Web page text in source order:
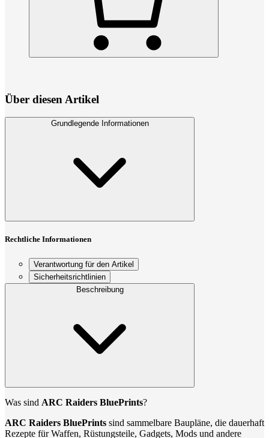
Über diesen Artikel
Grundlegende Informationen
Rechtliche Informationen
Verantwortung für den Artikel
Sicherheitsrichtlinien
Beschreibung
Was sind ARC Raiders BluePrints?
ARC Raiders BluePrints sind sammelbare Baupläne, die dauerhaft
Rezepte für Waffen, Rüstungsteile, Gadgets, Mods und andere